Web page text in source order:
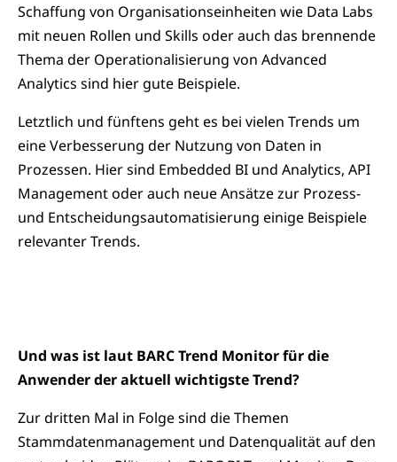
Schaffung von Organisationseinheiten wie Data Labs
mit neuen Rollen und Skills oder auch das brennende
Thema der Operationalisierung von Advanced
Analytics sind hier gute Beispiele.
Letztlich und fünftens geht es bei vielen Trends um
eine Verbesserung der Nutzung von Daten in
Prozessen. Hier sind Embedded BI und Analytics, API
Management oder auch neue Ansätze zur Prozess-
und Entscheidungsautomatisierung einige Beispiele
relevanter Trends.
Und was ist laut BARC Trend Monitor für die
Anwender der aktuell wichtigste Trend?
Zur dritten Mal in Folge sind die Themen
Stammdatenmanagement und Datenqualität auf den